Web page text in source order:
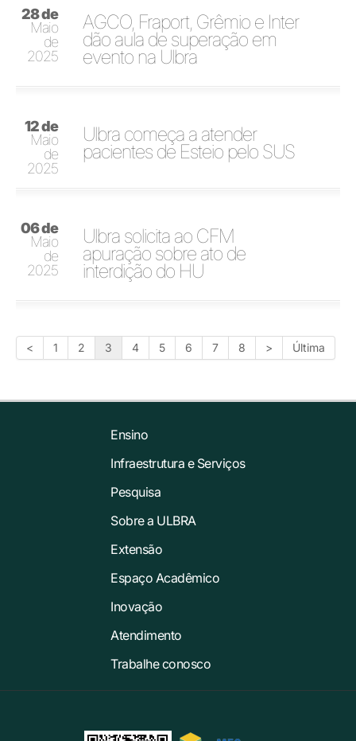
28 de
Maio
de
2025
AGCO, Fraport, Grêmio e Inter
dão aula de superação em
evento na Ulbra
12 de
Maio
de
2025
Ulbra começa a atender
pacientes de Esteio pelo SUS
06 de
Maio
de
2025
Ulbra solicita ao CFM
apuração sobre ato de
interdição do HU
< 1 2 3 4 5 6 7 8 > Última
Ensino
Infraestrutura e Serviços
Pesquisa
Sobre a ULBRA
Extensão
Espaço Acadêmico
Inovação
Atendimento
Trabalhe conosco